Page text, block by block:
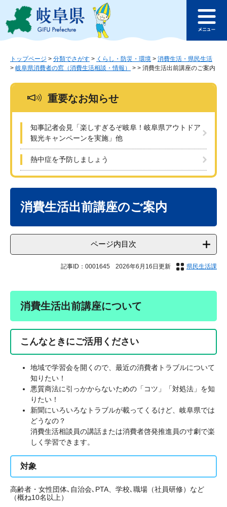
ジ
ュ
このページの本文へ
ュ
トップページ > 分類でさがす > くらし・防災・環境 > 消費生活・県民生活
> 岐阜県消費者の窓（消費生活相談・情報） > > 消費生活出前講座のご案内
重要なお知らせ
知事記者会見「楽しすぎるぞ岐阜！岐阜県アウトドア
観光キャンペーンを実施」他
熱中症を予防しましょう
消費生活出前講座のご案内
ページ内目次
記事ID：0001645 2026年6月16日更新 県民生活課
消費生活出前講座について
こんなときにご活用ください
地域で学習会を開くので、最近の消費者トラブルについて
知りたい！
悪質商法に引っかからないための「コツ」「対処法」を知
りたい！
新聞にいろいろなトラブルが載ってくるけど、岐阜県では
どうなの？
消費生活相談員の講話または消費者啓発推進員の寸劇で楽
しく学習できます。
対象
高齢者・女性団体､自治会､PTA、学校､職場（社員研修）など
（概ね10名以上）